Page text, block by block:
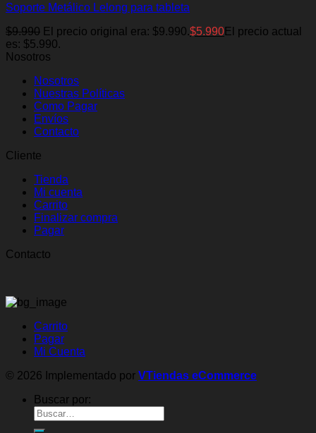
Soporte Metálico Lelong para tableta
$9.990 El precio original era: $9.990.$5.990El precio actual
es: $5.990.
Nosotros
Nosotros
Nuestras Políticas
Como Pagar
Envíos
Contacto
Cliente
Tienda
Mi cuenta
Carrito
Finalizar compra
Pagar
Contacto
Carrito
Pagar
Mi Cuenta
© 2026 Implementado por VTiendas eCommerce
Buscar por: